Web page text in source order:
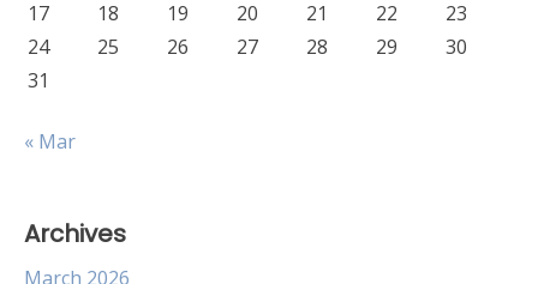
17
18 19 20 21 22
23
24
25 26 27 28 29
30
31
« Mar
Archives
March 2026